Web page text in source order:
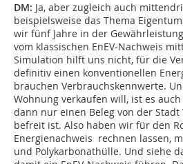
DM: Ja, aber zugleich auch
beispielsweise das Thema
wir fünf Jahre in der
vom klassischen EnEV-Nachweis
Simulation hilft uns nicht, für die
definitiv einen konventionellen
brauchen Verbrauchskennwerte.
Wohnung verkaufen will, ist es
dann nur einen Beleg von der
befreit ist. Also haben wir für den
Energienachweis rechnen lassen,
und Polykarbonathülle. Und siehe